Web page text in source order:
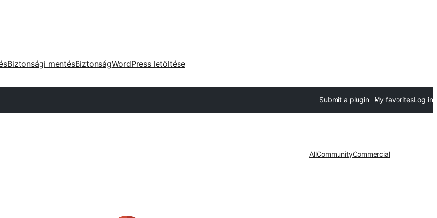
Biztonsági mentésBiztonságWordPress letöltése
Submit a plugin My favoritesLog in
AllCommunityCommercial